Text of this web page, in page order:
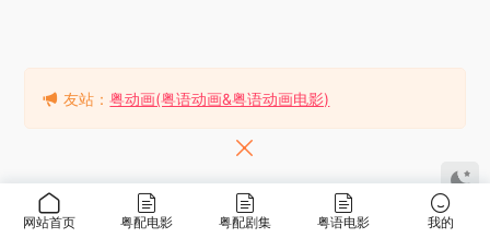
网站首页 粤配电影 粤配剧集 粤语电影 我的
友站：粤动画(粤语动画&粤语动画电影)